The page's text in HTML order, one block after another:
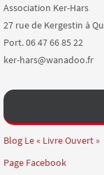
Association Ker-Hars
27 rue de Kergestin à
Port. 06 47 66 85 22
ker-hars@wanadoo.fr
Blog Le « Livre Ouvert »
Page Facebook